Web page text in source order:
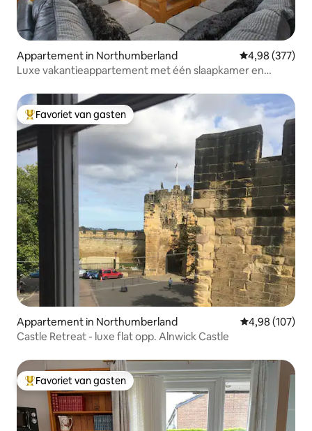
Appartement in Northumberland Gemiddelde
4,98 (377)
Luxe vakantieappartement met één slaapkamer en
Topfavoriet van gasten
Favoriet van gasten
Appartement in Northumberland Gemiddelde
4,98 (107)
Castle Retreat - luxe flat opp. Alnwick Castle
Topfavoriet van gasten
Favoriet van gasten